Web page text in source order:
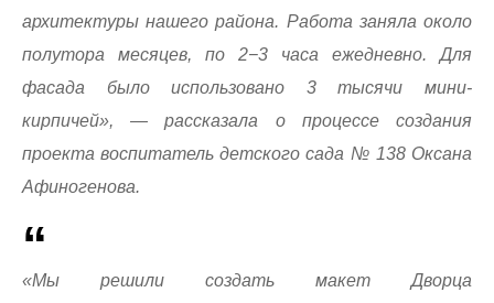
архитектуры нашего района. Работа заняла около
полутора месяцев, по 2−3 часа ежедневно. Для
фасада было использовано 3 тысячи мини-
кирпичей», — рассказала о процессе создания
проекта воспитатель детского сада № 138 Оксана
Афиногенова.
«Мы решили создать макет Дворца